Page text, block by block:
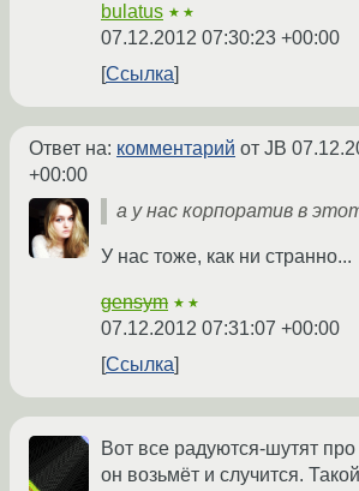
bulatus ★★
07.12.2012 07:30:23 +00:00
Ссылка
Ответ на: комментарий от JB
+00:00
а у нас корпоратив в
У нас тоже, как ни странно...
gensym ★★
07.12.2012 07:31:07 +00:00
Ссылка
Вот все радуются-шутят про
он возьмёт и случится.